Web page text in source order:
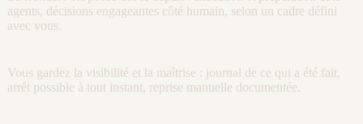
agents, décisions engageantes côté humain, selon un cadre défini
avec vous.
Vous gardez la visibilité et la maîtrise : journal de ce qui a été fait,
arrêt possible à tout instant, reprise manuelle documentée.